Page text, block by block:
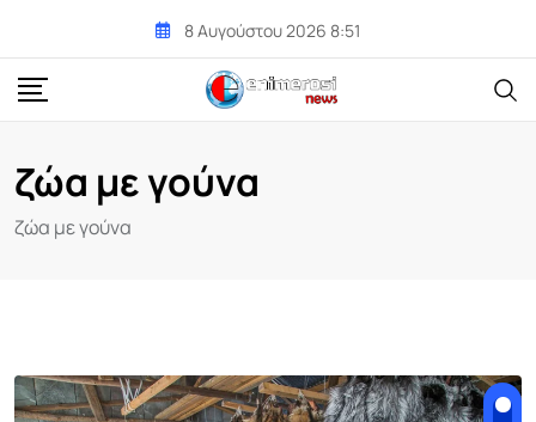
content
8 Αυγούστου 2026 8:51
ζώα με γούνα
ζώα με γούνα